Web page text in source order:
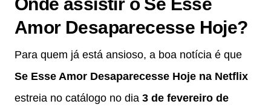
Amor Desaparecesse Hoje?
Para quem já está ansioso, a boa notícia é que
Se Esse Amor Desaparecesse Hoje na Netflix
estreia no catálogo no dia 3 de fevereiro de